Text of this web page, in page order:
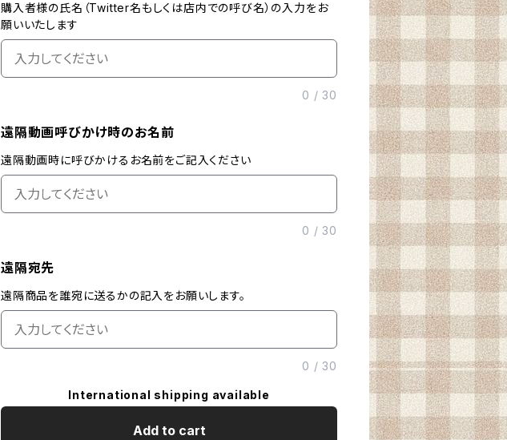
購入者様の氏名（Twitter名もしくは店内での呼び名）の入力をお
願いいたします
0 /30
遠隔動画呼びかけ時のお名前
遠隔動画時に呼びかけるお名前をご記入ください
0 /30
遠隔宛先
遠隔商品を誰宛に送るかの記入をお願いします。
0 /30
International shipping available
Add to cart